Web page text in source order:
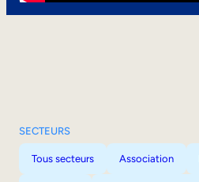
SECTEURS
Tous secteurs Association